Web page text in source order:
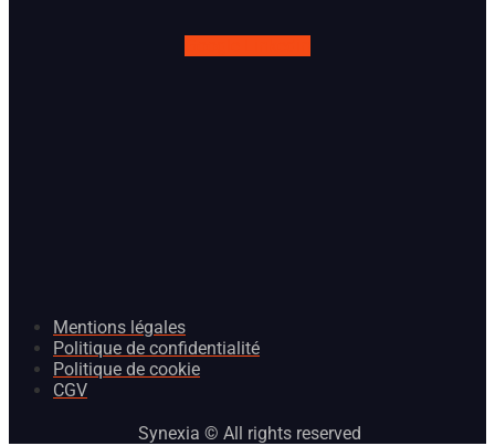
Mentions légales
Politique de confidentialité
Politique de cookie
CGV
Synexia © All rights reserved